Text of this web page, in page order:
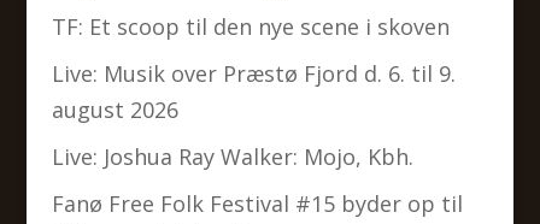
TF: Et scoop til den nye scene i skoven
Live: Musik over Præstø Fjord d. 6. til 9.
august 2026
Live: Joshua Ray Walker: Mojo, Kbh.
Fanø Free Folk Festival #15 byder op til